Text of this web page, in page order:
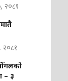
२०८१
– ३